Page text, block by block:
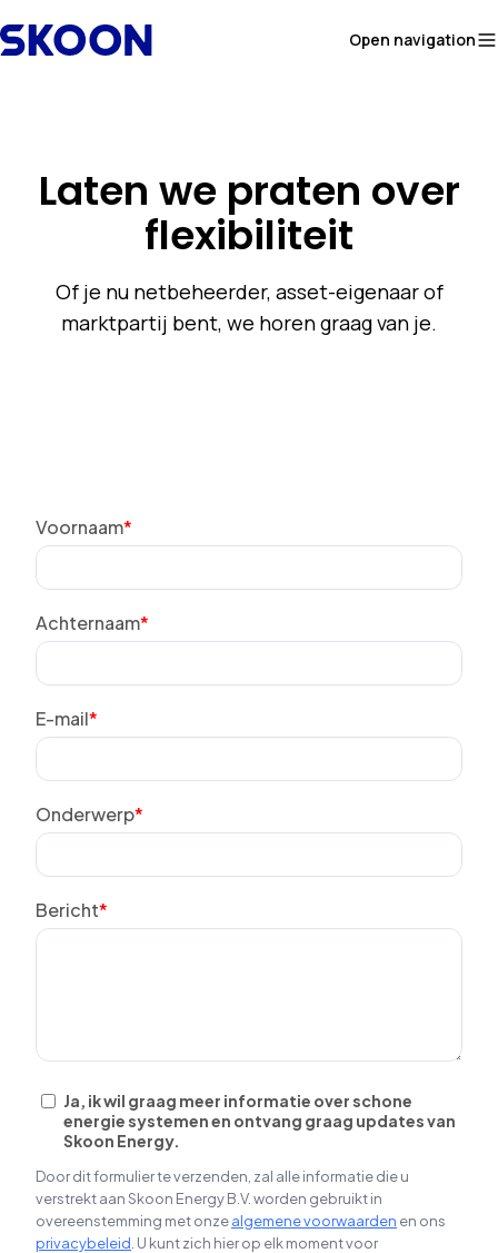
Open navigation
Laten we praten over
flexibiliteit
Of je nu netbeheerder, asset-eigenaar of
marktpartij bent, we horen graag van je.